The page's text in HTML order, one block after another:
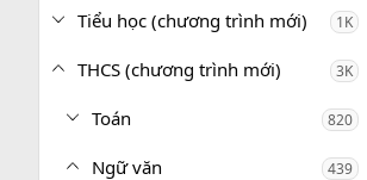
Tiểu học (chương trình mới) 1K
THCS (chương trình mới) 3K
Toán 820
Ngữ văn 439